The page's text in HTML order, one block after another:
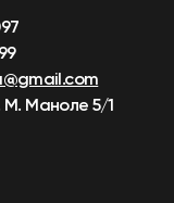
М. Маноле 5/1